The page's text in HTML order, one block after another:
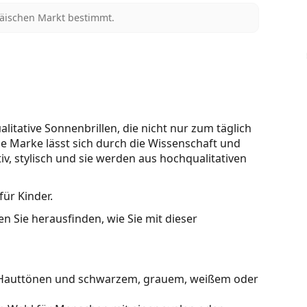
Markt bestimmt.
Sonnenbrillen, die nicht nur zum täglich
Marke lässt sich durch die Wissenschaft und
stylisch und sie werden aus hochqualitativen
Kinder.
Sie herausfinden, wie Sie mit dieser
und schwarzem, grauem, weißem oder